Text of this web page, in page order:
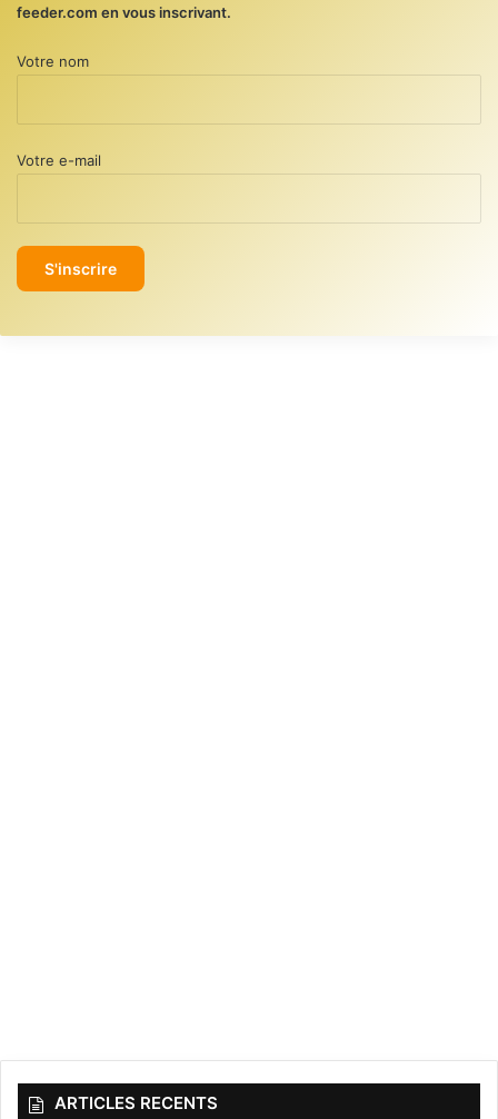
feeder.com en vous inscrivant.
Votre nom
Votre e-mail
ARTICLES RECENTS